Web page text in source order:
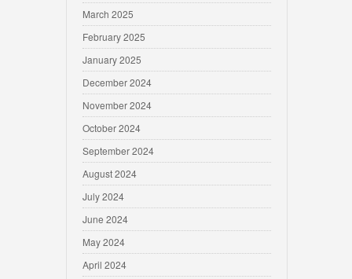
March 2025
February 2025
January 2025
December 2024
November 2024
October 2024
September 2024
August 2024
July 2024
June 2024
May 2024
April 2024